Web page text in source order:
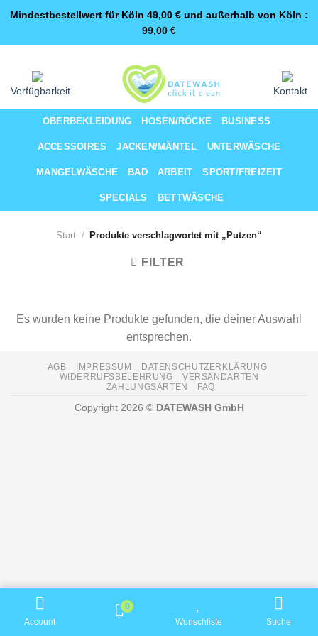
Mindestbestellwert für Köln 49,00 € und außerhalb von Köln :
99,00 €
springen
Verfügbarkeit Kontakt
OBERBEKLEIDUNG HOSEN/RÖCKE BUSINESS
ACCESSOIRES JACKEN/MÄNTEL UNTERWÄSCHE
MANGELWÄSCHE BAD ARBEIT SPORT/FREIZEIT
SPECIALS BETTWÄSCHE
Start / Produkte verschlagwortet mit „Putzen“
FILTER
Es wurden keine Produkte gefunden, die deiner Auswahl
entsprechen.
AGB IMPRESSUM
DATENSCHUTZERKLÄRUNG
WIDERRUFSBELEHRUNG
VERSANDARTEN
ZAHLUNGSARTEN
FAQ
Copyright 2026 © DATEWASH GmbH
Account
0
Wunschliste
Suche